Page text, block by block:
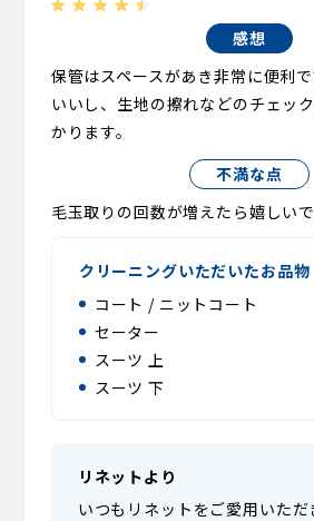
感想
保管はスペースがあき非常に便利
いいし、生地の擦れなどのチェッ
かります。
不満な点
毛玉取りの回数が増えたら嬉しいで
クリーニングいただいたお品物
コート / ニットコート
セーター
スーツ 上
スーツ 下
リネットより
いつもリネットをご愛用いただ